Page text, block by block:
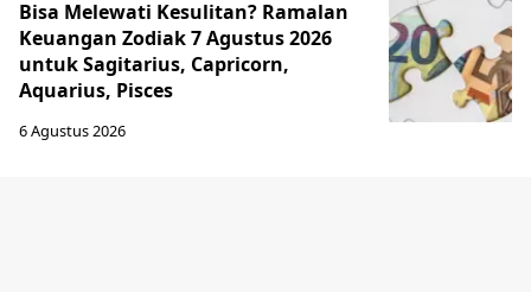
Bisa Melewati Kesulitan? Ramalan
Keuangan Zodiak 7 Agustus 2026
untuk Sagitarius, Capricorn,
Aquarius, Pisces
6 Agustus 2026